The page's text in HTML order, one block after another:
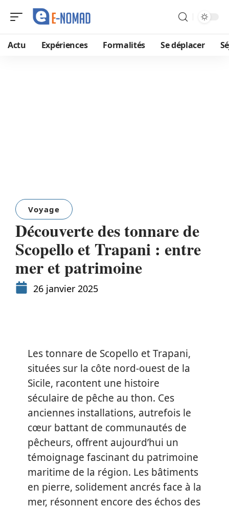
Actu Expériences Formalités Se déplacer
Voyage
Découverte des tonnare de
Scopello et Trapani : entre
mer et patrimoine
26 janvier 2025
Les tonnare de Scopello et Trapani,
situées sur la côte nord-ouest de la
Sicile, racontent une histoire
séculaire de pêche au thon. Ces
anciennes installations, autrefois le
cœur battant de communautés de
pêcheurs, offrent aujourd’hui un
témoignage fascinant du patrimoine
maritime de la région. Les bâtiments
en pierre, solidement ancrés face à la
mer, résonnent encore des échos des